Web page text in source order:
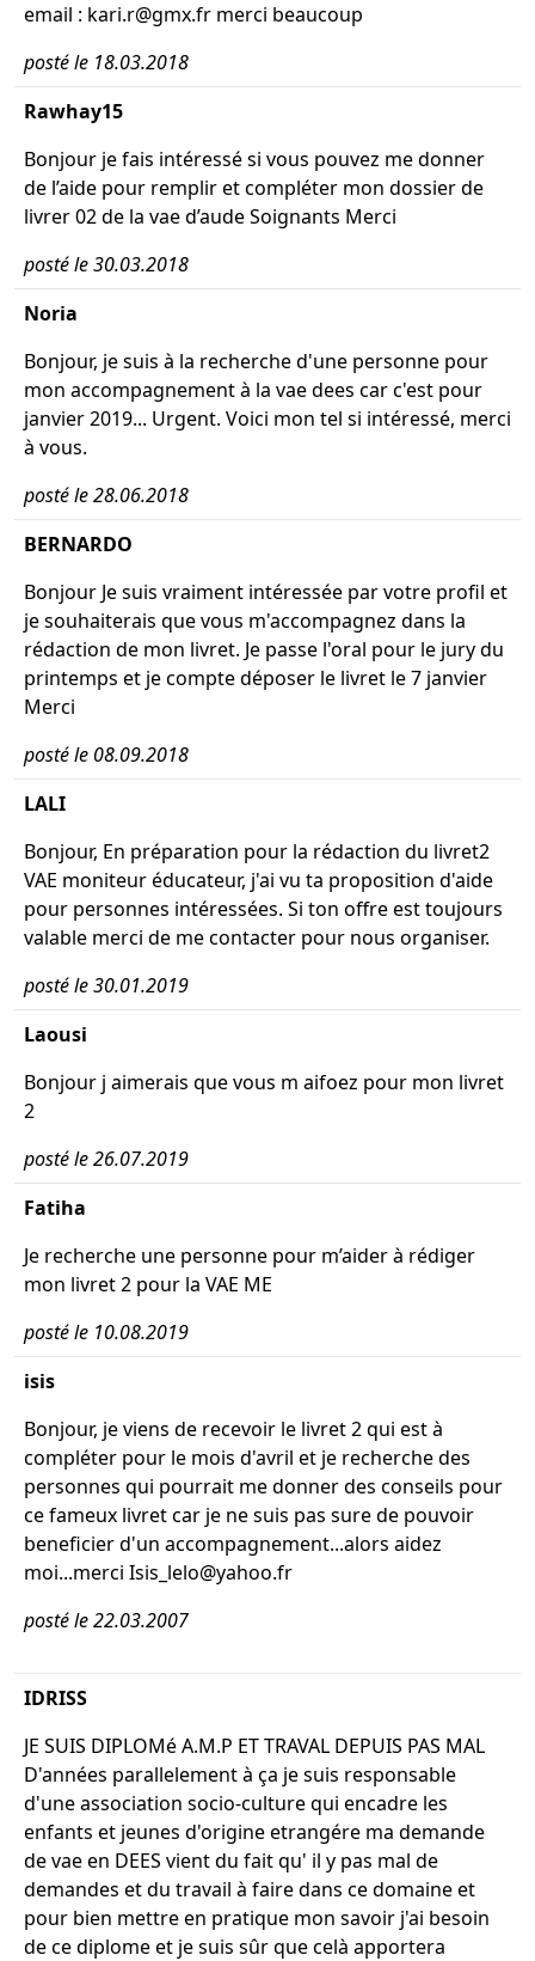
email : kari.r@gmx.fr merci beaucoup
posté le 18.03.2018
Rawhay15
Bonjour je fais intéressé si vous pouvez me donner
de l’aide pour remplir et compléter mon dossier de
livrer 02 de la vae d’aude Soignants Merci
posté le 30.03.2018
Noria
Bonjour, je suis à la recherche d'une personne pour
mon accompagnement à la vae dees car c'est pour
janvier 2019... Urgent. Voici mon tel si intéressé, merci
à vous.
posté le 28.06.2018
BERNARDO
Bonjour Je suis vraiment intéressée par votre profil et
je souhaiterais que vous m'accompagnez dans la
rédaction de mon livret. Je passe l'oral pour le jury du
printemps et je compte déposer le livret le 7 janvier
Merci
posté le 08.09.2018
LALI
Bonjour, En préparation pour la rédaction du livret2
VAE moniteur éducateur, j'ai vu ta proposition d'aide
pour personnes intéressées. Si ton offre est toujours
valable merci de me contacter pour nous organiser.
posté le 30.01.2019
Laousi
Bonjour j aimerais que vous m aifoez pour mon livret
2
posté le 26.07.2019
Fatiha
Je recherche une personne pour m’aider à rédiger
mon livret 2 pour la VAE ME
posté le 10.08.2019
isis
Bonjour, je viens de recevoir le livret 2 qui est à
compléter pour le mois d'avril et je recherche des
personnes qui pourrait me donner des conseils pour
ce fameux livret car je ne suis pas sure de pouvoir
beneficier d'un accompagnement...alors aidez
moi...merci Isis_lelo@yahoo.fr
posté le 22.03.2007
IDRISS
JE SUIS DIPLOMé A.M.P ET TRAVAL DEPUIS PAS MAL
D'années parallelement à ça je suis responsable
d'une association socio-culture qui encadre les
enfants et jeunes d'origine etrangére ma demande
de vae en DEES vient du fait qu' il y pas mal de
demandes et du travail à faire dans ce domaine et
pour bien mettre en pratique mon savoir j'ai besoin
de ce diplome et je suis sûr que celà apportera